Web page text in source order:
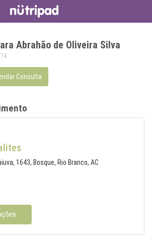
Abrahão de Oliveira Silva
Consulta
1643, Bosque, Rio Branco, AC